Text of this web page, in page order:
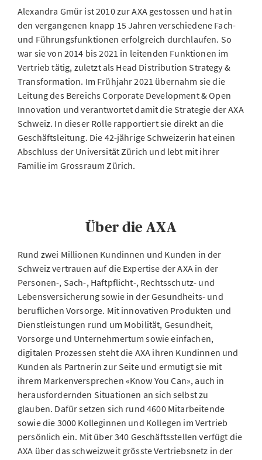
Alexandra Gmür ist 2010 zur AXA gestossen und hat in
den vergangenen knapp 15 Jahren verschiedene Fach-
und Führungsfunktionen erfolgreich durchlaufen. So
war sie von 2014 bis 2021 in leitenden Funktionen im
Vertrieb tätig, zuletzt als Head Distribution Strategy &
Transformation. Im Frühjahr 2021 übernahm sie die
Leitung des Bereichs Corporate Development & Open
Innovation und verantwortet damit die Strategie der AXA
Schweiz. In dieser Rolle rapportiert sie direkt an die
Geschäftsleitung. Die 42-jährige Schweizerin hat einen
Abschluss der Universität Zürich und lebt mit ihrer
Familie im Grossraum Zürich.
Über die AXA
Rund zwei Millionen Kundinnen und Kunden in der
Schweiz vertrauen auf die Expertise der AXA in der
Personen-, Sach-, Haftpflicht-, Rechtsschutz- und
Lebensversicherung sowie in der Gesundheits- und
beruflichen Vorsorge. Mit innovativen Produkten und
Dienstleistungen rund um Mobilität, Gesundheit,
Vorsorge und Unternehmertum sowie einfachen,
digitalen Prozessen steht die AXA ihren Kundinnen und
Kunden als Partnerin zur Seite und ermutigt sie mit
ihrem Markenversprechen «Know You Can», auch in
herausfordernden Situationen an sich selbst zu
glauben. Dafür setzen sich rund 4600 Mitarbeitende
sowie die 3000 Kolleginnen und Kollegen im Vertrieb
persönlich ein. Mit über 340 Geschäftsstellen verfügt die
AXA über das schweizweit grösste Vertriebsnetz in der